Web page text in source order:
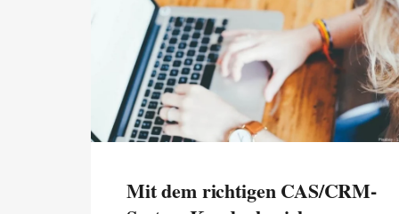
Mit dem richtigen CAS/CRM-